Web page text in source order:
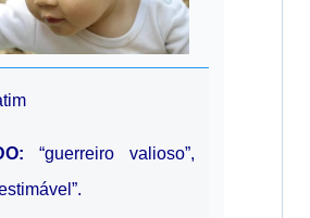
“guerreiro valioso”,